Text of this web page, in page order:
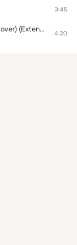
3:45
Hot Summer Night (David Tavare Cover) (Extended) 4:20